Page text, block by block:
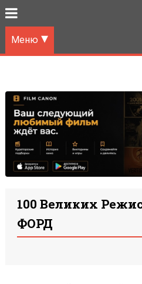
Меню
100 Великих
ФОРД